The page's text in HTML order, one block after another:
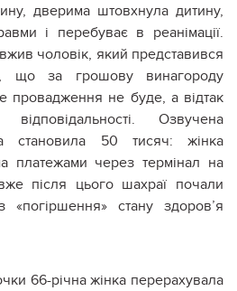
дверима штовхнула дитину,
і перебуває в реанімації.
чоловік, який представився
що за грошову винагороду
провадження не буде, а відтак
Озвучена
становила 50 тисяч: жінка
платежами через термінал на
після цього шахраї почали
«погіршення» стану здоров’я
66-річна жінка перерахувала